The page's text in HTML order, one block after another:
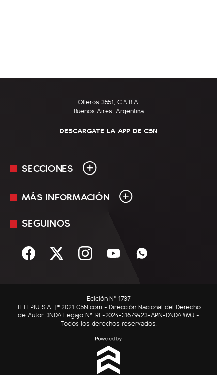
Olleros 3551, C.A.B.A.
Buenos Aires, Argentina
DESCARGATE LA APP DE C5N
SECCIONES
En Vivo
Sociedad
C5N Autos
RatingCero
MÁS INFORMACIÓN
Mediakit
Términos y condiciones
SEGUINOS
Edición Nº 1737
TELEPIU S.A. |© 2021 C5N.com - Dirección Nacional del Derecho
de Autor DNDA Legajo N°: RL-2024-31679423-APN-DNDA#MJ -
Todos los derechos reservados.